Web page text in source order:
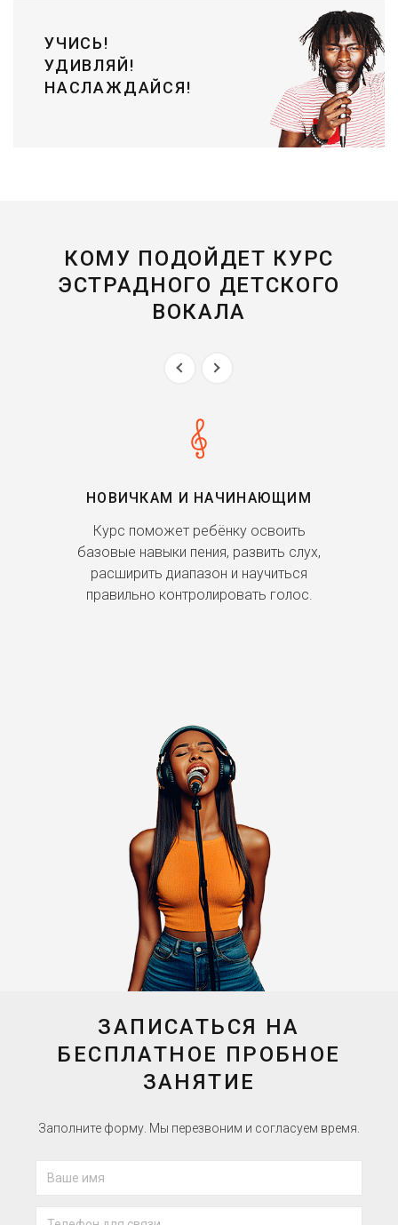
УЧИСЬ!
УДИВЛЯЙ!
НАСЛАЖДАЙСЯ!
КОМУ ПОДОЙДЕТ КУРС
ЭСТРАДНОГО ДЕТСКОГО
ВОКАЛА
НОВИЧКАМ И НАЧИНАЮЩИМ
Курс поможет ребёнку освоить
базовые навыки пения, развить слух,
расширить диапазон и научиться
правильно контролировать голос.
ЗАПИСАТЬСЯ НА
БЕСПЛАТНОЕ ПРОБНОЕ
ЗАНЯТИЕ
Заполните форму. Мы перезвоним и согласуем время.